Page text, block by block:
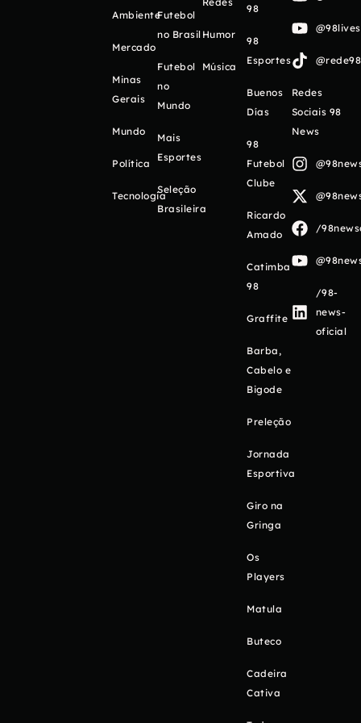
Ambiente
Mercado
Minas
Gerais
Mundo
Política
Tecnologia
Futebol
no Brasil
Futebol
no
Mundo
Mais
Esportes
Seleção
Brasileira
Humor
Música
98
98
Esportes
Buenos
Días
98
Futebol
Clube
Ricardo
Amado
Catimba
98
Graffite
Barba,
Cabelo e
Bigode
Preleção
Jornada
Esportiva
Giro na
Gringa
Os
Players
Matula
Buteco
Cadeira
Cativa
Redes
Sociais 98
News
/
/98-
news-
oficial